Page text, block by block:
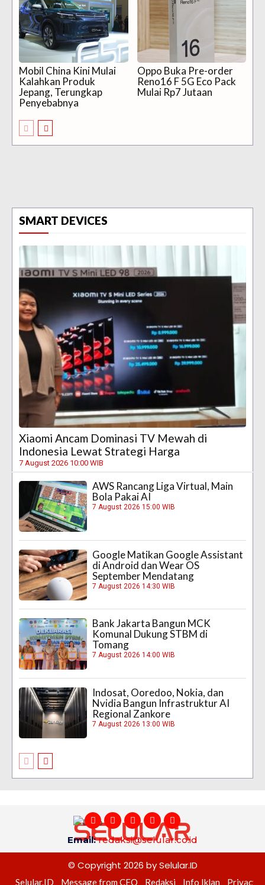
Mobil China Kini Mulai
Kalahkan Produk
Jepang, Terungkap
Penyebabnya
Oppo Buka Pre-order
Reno16 F 5G Eco Pack
Mulai Rp7 Jutaan
SMART DEVICES
Xiaomi Ancam Dominasi TV Mewah di
Indonesia Lewat Strategi Harga
7 August 2026 10:00 WIB
AWS Rancang Liga Virtual, Main
Bola Pakai AI
7 August 2026 15:00 WIB
Google Matikan Google Assistant
di Android dan Wear OS
September Mendatang
7 August 2026 14:30 WIB
Bank Jakarta Bangun MCK
Komunal Dukung STBM di
Tomang
7 August 2026 14:00 WIB
Indosat, Ooredoo, Nokia, dan
Nvidia Bangun Infrastruktur AI
Regional Zankore
7 August 2026 13:00 WIB
Email:redaksi@selular.co.id
© Copyright 2026 by Selular.ID
Selular.ID Message from CEO Redaksi Info Iklan Privacy